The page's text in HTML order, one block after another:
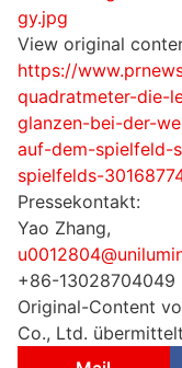
gy.jpg
View original
https://
quadratmeter-die-
glanzen-bei-der-
auf-dem-spielfeld-
spielfelds-
Pressekontakt:
Yao Zhang,
+86-13028704049
Original-Content
Co., Ltd.